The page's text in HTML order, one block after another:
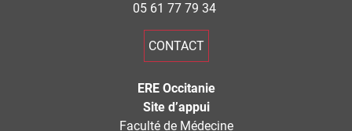
05 61 77 79 34
CONTACT
ERE Occitanie
Site d’appui
Faculté de Médecine